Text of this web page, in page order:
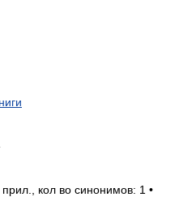
кол во синонимов: 1 •